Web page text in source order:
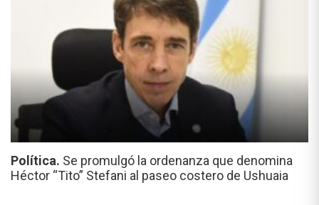
Política. Se promulgó la ordenanza que denomina
Héctor “Tito” Stefani al paseo costero de Ushuaia